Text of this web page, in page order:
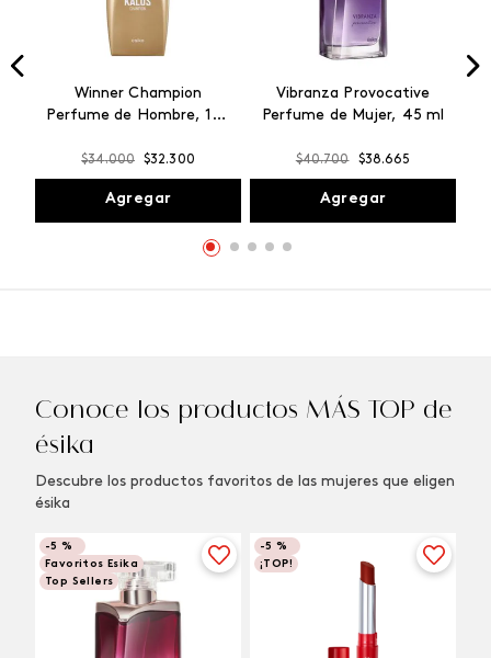
Winner Champion
Perfume de Hombre, 100
$34.000 $32.300
Agregar
Vibranza Provocative
Perfume de Mujer, 45 ml
$40.700 $38.665
Agregar
Conoce los productos MÁS TOP de
ésika
Descubre los productos favoritos de las mujeres que eligen
ésika
-5 %
Favoritos Esika
Top Sellers
-5 %
¡TOP!